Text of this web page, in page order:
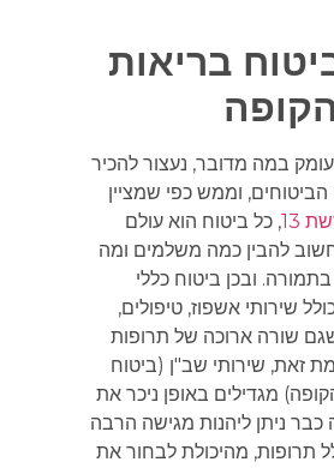
בריאות
במה מדובר, נעצור להכיר
וממש כפי שמציין
, כל ביטוח הוא עולם
להבין כמה משלמים ומה
ובכן ביטוח כללי
אשפוז, טיפולים,
שורה ארוכה של תרופות
זאת, שירותי שב"ן (ביטוח
מגדילים באופן ניכר את
ניתן ליהנות מגישה הרבה
מהיכולת לבחור את